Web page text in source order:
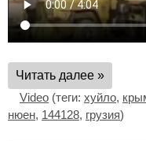
Читать далее »
Video (теги: хуйло,
нюен, 144128, грузия)